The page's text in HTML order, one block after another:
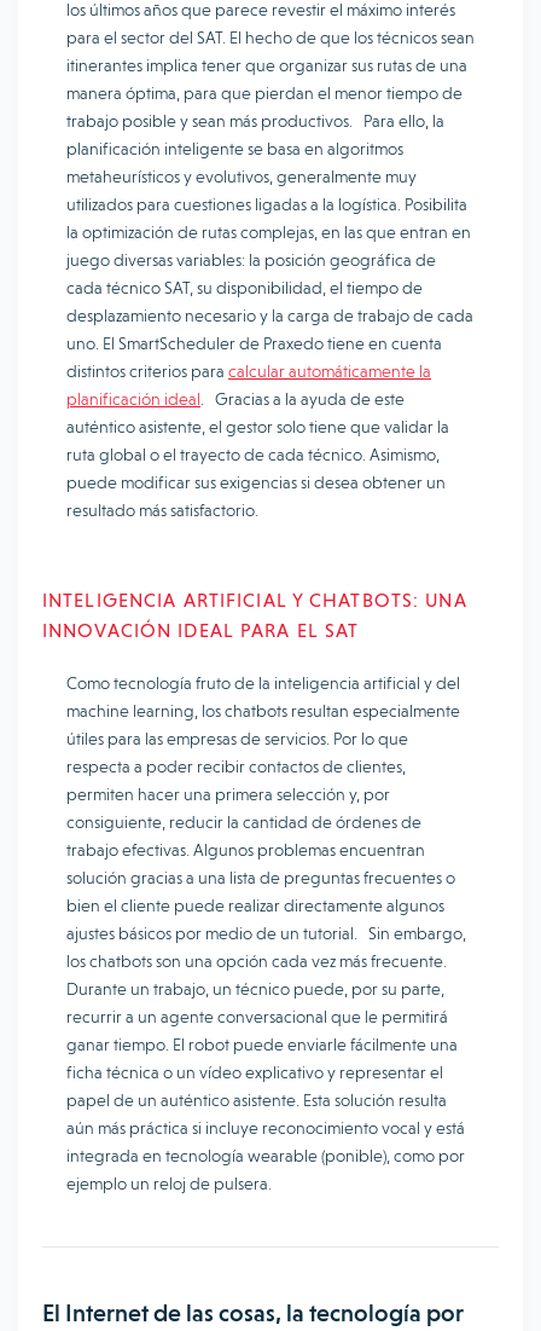
los últimos años que parece revestir el máximo interés
para el sector del SAT. El hecho de que los técnicos sean
itinerantes implica tener que organizar sus rutas de una
manera óptima, para que pierdan el menor tiempo de
trabajo posible y sean más productivos. Para ello, la
planificación inteligente se basa en algoritmos
metaheurísticos y evolutivos, generalmente muy
utilizados para cuestiones ligadas a la logística. Posibilita
la optimización de rutas complejas, en las que entran en
juego diversas variables: la posición geográfica de
cada técnico SAT, su disponibilidad, el tiempo de
desplazamiento necesario y la carga de trabajo de cada
uno. El SmartScheduler de Praxedo tiene en cuenta
distintos criterios para calcular automáticamente la
planificación ideal . Gracias a la ayuda de este
auténtico asistente, el gestor solo tiene que validar la
ruta global o el trayecto de cada técnico. Asimismo,
puede modificar sus exigencias si desea obtener un
resultado más satisfactorio.
INTELIGENCIA ARTIFICIAL Y CHATBOTS: UNA
INNOVACIÓN IDEAL PARA EL SAT
Como tecnología fruto de la inteligencia artificial y del
machine learning, los chatbots resultan especialmente
útiles para las empresas de servicios. Por lo que
respecta a poder recibir contactos de clientes,
permiten hacer una primera selección y, por
consiguiente, reducir la cantidad de órdenes de
trabajo efectivas. Algunos problemas encuentran
solución gracias a una lista de preguntas frecuentes o
bien el cliente puede realizar directamente algunos
ajustes básicos por medio de un tutorial. Sin embargo,
los chatbots son una opción cada vez más frecuente.
Durante un trabajo, un técnico puede, por su parte,
recurrir a un agente conversacional que le permitirá
ganar tiempo. El robot puede enviarle fácilmente una
ficha técnica o un vídeo explicativo y representar el
papel de un auténtico asistente. Esta solución resulta
aún más práctica si incluye reconocimiento vocal y está
integrada en tecnología wearable (ponible), como por
ejemplo un reloj de pulsera.
El Internet de las cosas, la tecnología por